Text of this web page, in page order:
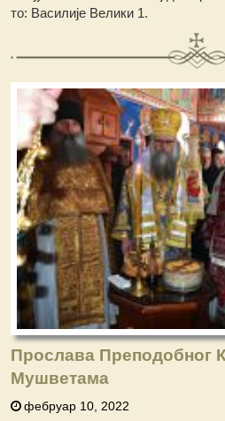
то: Василије Велики 1.
Прослава Преподобног
Мушветама
фебруар 10, 2022